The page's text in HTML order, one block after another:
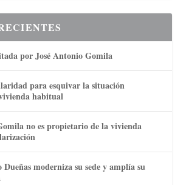
por José Antonio Gomila
para esquivar la situación
habitual
no es propietario de la vivienda
moderniza su sede y amplía su